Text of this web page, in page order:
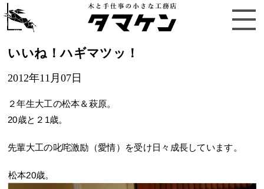
いいね！ハギマツッ！
2012年11月07日
２年生大工の松本＆萩原。
20歳と２1歳。
先輩大工の叱咤激励（愛情）を受け日々成長しています。
松本20歳。